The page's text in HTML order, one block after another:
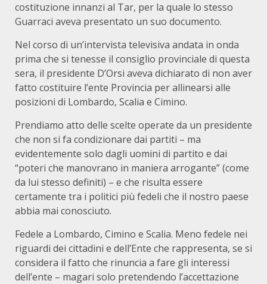
costituzione innanzi al Tar, per la quale lo stesso
Guarraci aveva presentato un suo documento.
Nel corso di un’intervista televisiva andata in onda
prima che si tenesse il consiglio provinciale di questa
sera, il presidente D’Orsi aveva dichiarato di non aver
fatto costituire l’ente Provincia per allinearsi alle
posizioni di Lombardo, Scalia e Cimino.
Prendiamo atto delle scelte operate da un presidente
che non si fa condizionare dai partiti – ma
evidentemente solo dagli uomini di partito e dai
“poteri che manovrano in maniera arrogante” (come
da lui stesso definiti) – e che risulta essere
certamente tra i politici più fedeli che il nostro paese
abbia mai conosciuto.
Fedele a Lombardo, Cimino e Scalia. Meno fedele nei
riguardi dei cittadini e dell’Ente che rappresenta, se si
considera il fatto che rinuncia a fare gli interessi
dell’ente – magari solo pretendendo l’accettazione